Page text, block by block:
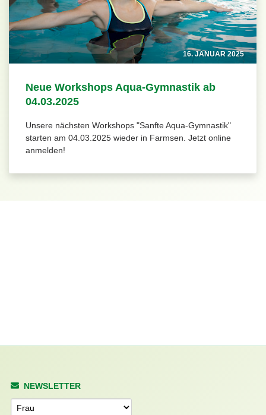
16. JANUAR 2025
Neue Workshops Aqua-Gymnastik ab
04.03.2025
Unsere nächsten Workshops "Sanfte Aqua-Gymnastik"
starten am 04.03.2025 wieder in Farmsen. Jetzt online
anmelden!
NEWSLETTER
Anrede